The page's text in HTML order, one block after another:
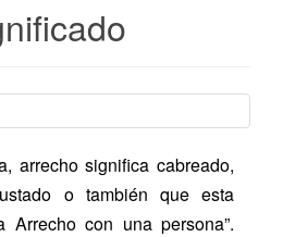
arrecho significa cabreado,
o también que esta
Arrecho con una persona”.